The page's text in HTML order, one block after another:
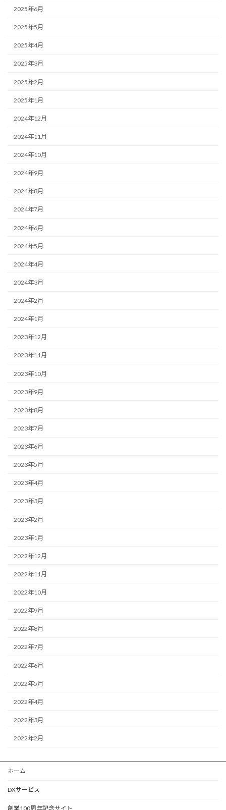
2025年6月
2025年5月
2025年4月
2025年3月
2025年2月
2025年1月
2024年12月
2024年11月
2024年10月
2024年9月
2024年8月
2024年7月
2024年6月
2024年5月
2024年4月
2024年3月
2024年2月
2024年1月
2023年12月
2023年11月
2023年10月
2023年9月
2023年8月
2023年7月
2023年6月
2023年5月
2023年4月
2023年3月
2023年2月
2023年1月
2022年12月
2022年11月
2022年10月
2022年9月
2022年8月
2022年7月
2022年6月
2022年5月
2022年4月
2022年3月
2022年2月
ホーム
DXサービス
創業100周年記念サイト